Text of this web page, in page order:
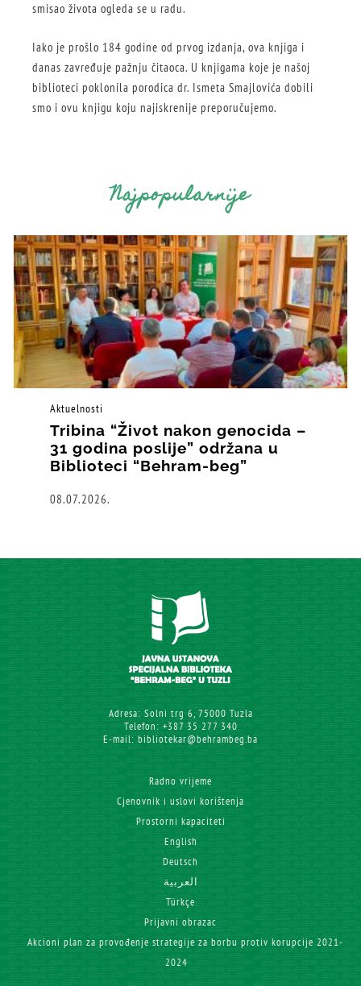
smisao života ogleda se u radu.
Iako je prošlo 184 godine od prvog izdanja, ova knjiga i
danas zavređuje pažnju čitaoca. U knjigama koje je našoj
biblioteci poklonila porodica dr. Ismeta Smajlovića dobili
smo i ovu knjigu koju najiskrenije preporučujemo.
Najpopularnije
Aktuelnosti
Tribina “Život nakon genocida –
31 godina poslije” održana u
Biblioteci “Behram-beg”
08.07.2026.
Adresa: Solni trg 6, 75000 Tuzla
Telefon: +387 35 277 340
E-mail: bibliotekar@behrambeg.ba
Radno vrijeme
Cjenovnik i uslovi korištenja
Prostorni kapaciteti
English
Deutsch
العربية
Türkçe
Prijavni obrazac
Akcioni plan za provođenje strategije za borbu protiv korupcije 2021-
2024